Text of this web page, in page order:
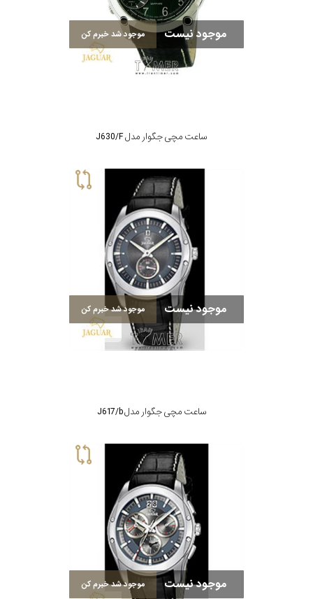
موجود نیست موجود شد خبرم کن
ساعت مچی جگوار مدل J630/F
موجود نیست موجود شد خبرم کن
ساعت مچی جگوار مدل J617/b
موجود نیست موجود شد خبرم کن